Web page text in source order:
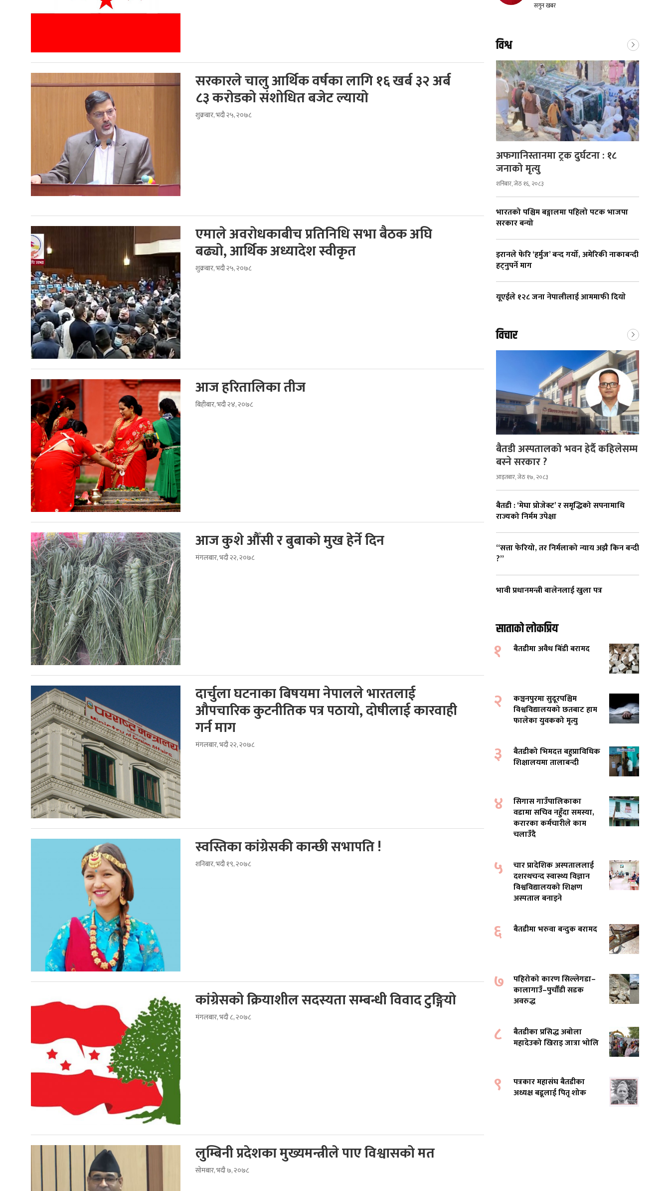
सरकारले चालु आर्थिक वर्षका लागि १६ खर्ब ३२ अर्ब
८३ करोडको संशोधित बजेट ल्यायो
शुक्रबार, भदौ २५, २०७८
एमाले अवरोधकाबीच प्रतिनिधि सभा बैठक अघि
बढ्यो, आर्थिक अध्यादेश स्वीकृत
शुक्रबार, भदौ २५, २०७८
आज हरितालिका तीज
बिहीबार, भदौ २४, २०७८
आज कुशे औँसी र बुबाको मुख हेर्ने दिन
मंगलबार, भदौ २२, २०७८
दार्चुला घटनाका बिषयमा नेपालले भारतलाई
औपचारिक कुटनीतिक पत्र पठायो, दोषीलाई कारवाही
गर्न माग
मंगलबार, भदौ २२, २०७८
स्वस्तिका कांग्रेसकी कान्छी सभापति !
शनिबार, भदौ १९, २०७८
कांग्रेसको क्रियाशील सदस्यता सम्बन्धी विवाद टुङ्गियो
मंगलबार, भदौ ८, २०७८
लुम्बिनी प्रदेशका मुख्यमन्त्रीले पाए विश्वासको मत
सोमबार, भदौ ७, २०७८
सगुन खबर
विश्व
अफगानिस्तानमा ट्रक दुर्घटना : १८
जनाको मृत्यु
शनिबार, जेठ १६, २०८३
भारतको पश्चिम बङ्गालमा पहिलो पटक भाजपा
सरकार बन्यो
इरानले फेरि ‘हर्मुज’ बन्द गर्यो, अमेरिकी नाकाबन्दी
हट्नुपर्ने माग
यूएईले १२८ जना नेपालीलाई आममाफी दियाे
विचार
बैतडी अस्पतालको भवन हेर्दै कहिलेसम्म
बस्ने सरकार ?
आइतबार, जेठ १७, २०८३
बैतडी : ‘मेघा प्रोजेक्ट’ र समृद्धिको सपनामाथि
राज्यको निर्मम उपेक्षा
“सत्ता फेरियो, तर निर्मलाको न्याय अझै किन बन्दी
?”
भावी प्रधानमन्त्री बालेनलाई खुला पत्र
साताको लोकप्रिय
१ बैतडीमा अवैध बिँडी बरामद
२
कञ्चनपुरमा सुदूरपश्चिम
विश्वविद्यालयको छतबाट हाम
फालेका युवकको मृत्यु
३
बैतडीको भिमदत्त बहुप्राविधिक
शिक्षालयमा तालाबन्दी
४
सिगास गाउँपालिकाका
वडामा सचिव नहुँदा समस्या,
करारका कर्मचारीले काम
चलाउँदै
५
चार प्रादेशिक अस्पताललाई
दशरथचन्द स्वास्थ्य विज्ञान
विश्वविद्यालयको शिक्षण
अस्पताल बनाइने
६ बैतडीमा भरुवा बन्दुक बरामद
७
पहिरोको कारण सिल्लेगडा–
कालागाउँ–पुर्चौंडी सडक
अवरुद्ध
८
बैतडीका प्रसिद्ध अबोला
महादेउको खिराइ जात्रा भोलि
९
पत्रकार महासंघ बैतडीका
अध्यक्ष बडूलाई पितृ शोक